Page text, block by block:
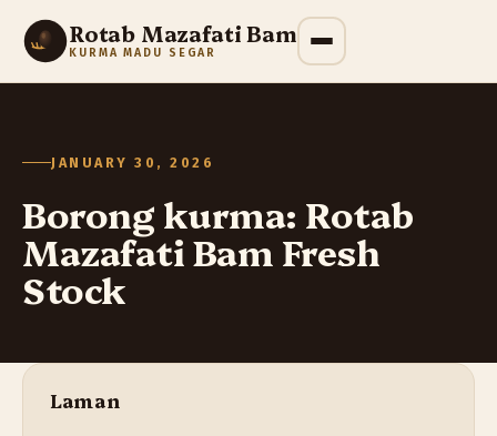
Rotab Mazafati Bam
KURMA MADU SEGAR
JANUARY 30, 2026
Borong kurma: Rotab
Mazafati Bam Fresh
Stock
Laman